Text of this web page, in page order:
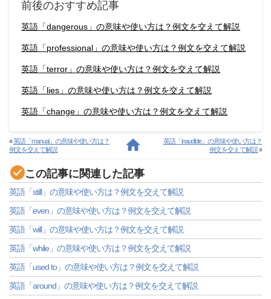
前後のおすすめ記事
英語「dangerous」の意味や使い方は？例文を交えて解説
英語「professional」の意味や使い方は？例文を交えて解説
英語「terror」の意味や使い方は？例文を交えて解説
英語「lies」の意味や使い方は？例文を交えて解説
英語「change」の意味や使い方は？例文を交えて解説
«英語「manual」の意味や使い方は？
例文を交えて解説
英語「inaudible」の意味や使い方は？
例文を交えて解説»
この記事に関連した記事
英語「still」の意味や使い方は？例文を交えて解説
英語「even」の意味や使い方は？例文を交えて解説
英語「will」の意味や使い方は？例文を交えて解説
英語「while」の意味や使い方は？例文を交えて解説
英語「used to」の意味や使い方は？例文を交えて解説
英語「around」の意味や使い方は？例文を交えて解説